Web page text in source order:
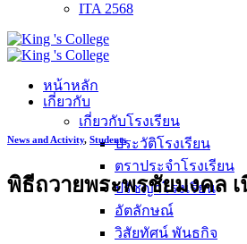
ITA 2568
หน้าหลัก
เกี่ยวกับ
เกี่ยวกับโรงเรียน
ประวัติโรงเรียน
ตราประจำโรงเรียน
ปรัชญาโรงเรียน
อัตลักษณ์
วิสัยทัศน์ พันธกิจ
News and Activity, Students
พิธีถวายพระพรชัยมงคล